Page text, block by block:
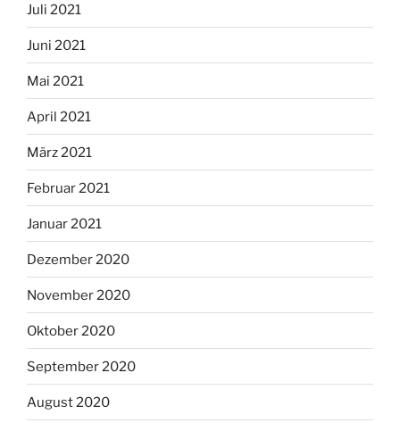
Juli 2021
Juni 2021
Mai 2021
April 2021
März 2021
Februar 2021
Januar 2021
Dezember 2020
November 2020
Oktober 2020
September 2020
August 2020